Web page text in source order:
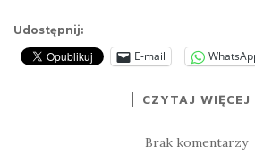
Udostępnij:
E-mail
CZYTAJ WIĘCEJ
Brak komentarzy